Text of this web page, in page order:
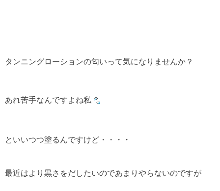
タンニングローションの匂いって気になりませんか？
あれ苦手なんですよね私
といいつつ塗るんですけど・・・・
最近はより黒さをだしたいのであまりやらないのですが